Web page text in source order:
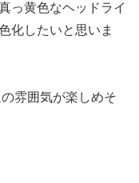
っ黄色なヘッドライ
化したいと思いま
雰囲気が楽しめそ